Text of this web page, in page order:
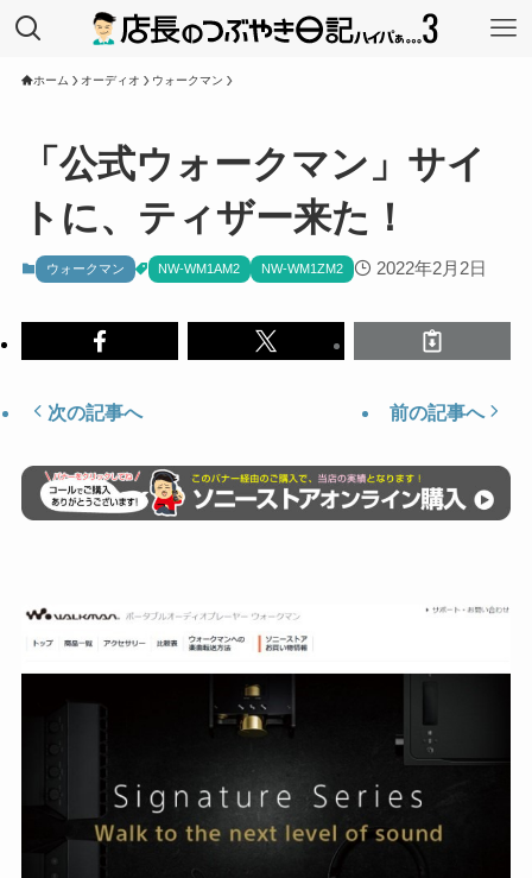
ホーム オーディオ ウォークマン
「公式ウォークマン」サイ
トに、ティザー来た！
ウォークマン NW-WM1AM2 NW-WM1ZM2 2022年2月2日
次の記事へ 前の記事へ